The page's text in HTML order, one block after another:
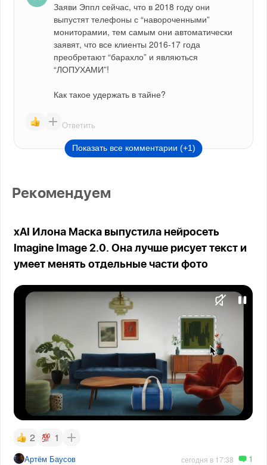
Заяви Эппл сейчас, что в 2018 году они
выпустят телефоны с “навороченными”
мониторамии, тем самым они автоматически
заявят, что все клиенты 2016-17 года
преобретают “барахло” и являються
“ЛОПУХАМИ”!
Как такое удержать в тайне?
Ответить
Показать все комментарии (+1)
Рекомендуем
xAI Илона Маска выпустила нейросеть
Imagine Image 2.0. Она лучше рисует текст и
умеет менять отдельные части фото
2 1
Артём Баусов сегодня в 17:38 1